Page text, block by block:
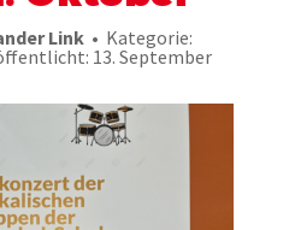
Link
Kategorie:
13. September